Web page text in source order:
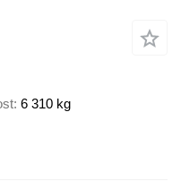
6 310 kg